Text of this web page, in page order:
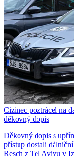
Cizinec poztrácel na
děkovný dopis
Děkovný dopis s
přístup dostali
Resch z Tel Avivu v